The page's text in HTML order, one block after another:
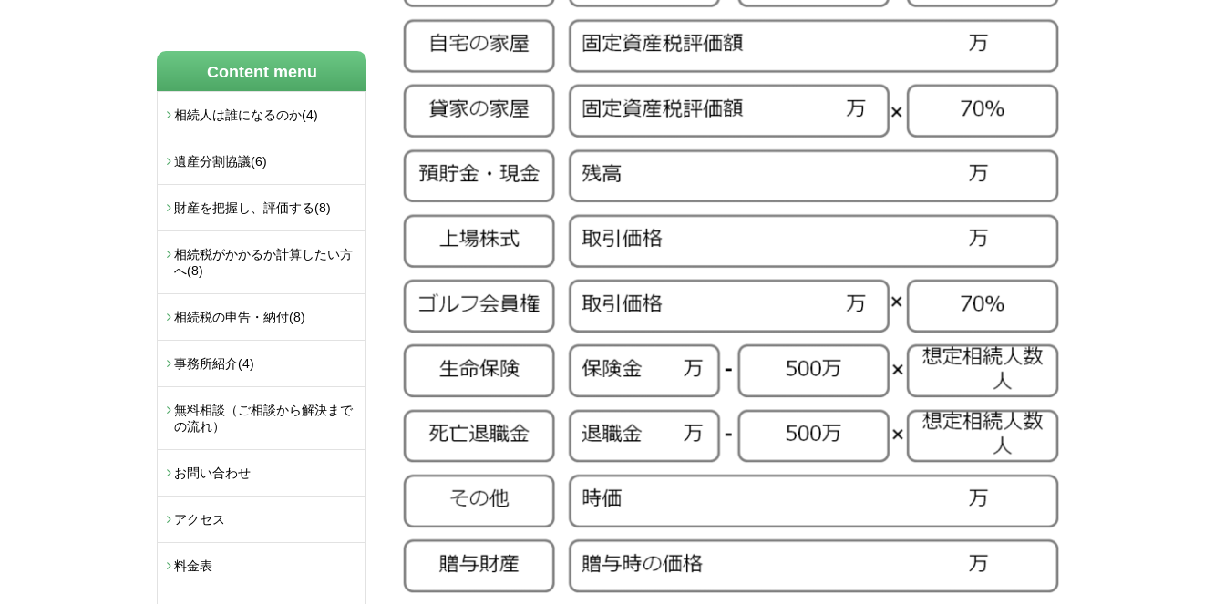
Content menu
相続人は誰になるのか(4)
遺産分割協議(6)
財産を把握し、評価する(8)
相続税がかかるか計算したい方
へ(8)
相続税の申告・納付(8)
事務所紹介(4)
無料相談（ご相談から解決まで
の流れ）
お問い合わせ
アクセス
料金表